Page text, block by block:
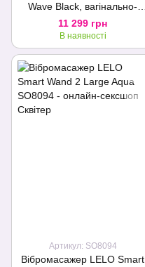
Wave Black, вагінально-
кліторальний, технологія
WaveMotion, 2 мотори
11 299 грн
В наявності
Артикул: SO8094
Вібромасажер LELO Smart